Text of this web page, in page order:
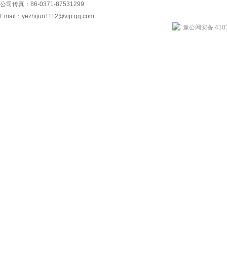
公司传真：86-0371-87531299
Email： yezhijun1112@vip.qq.com
豫公网安备